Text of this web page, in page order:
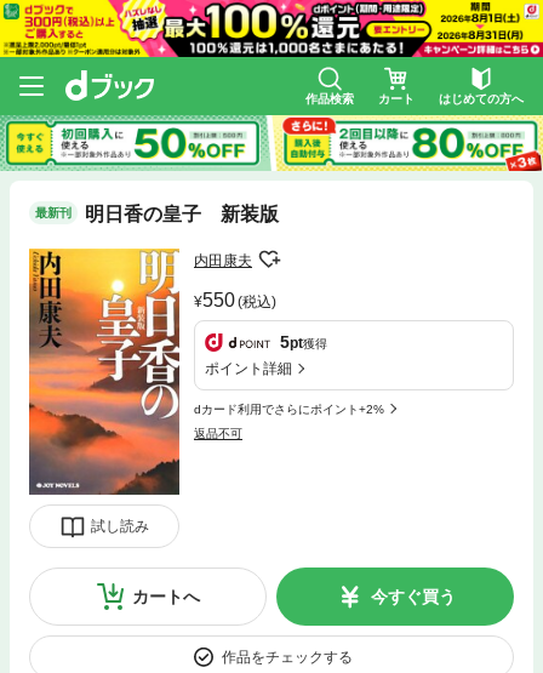
作品検索 カート はじめての方へ
最新刊 明日香の皇子 新装版
試し読み
内田康夫
550(税込)
5pt獲得
ポイント詳細
dカード利用でさらにポイント+2%
返品不可
カートへ 今すぐ買う
作品をチェックする